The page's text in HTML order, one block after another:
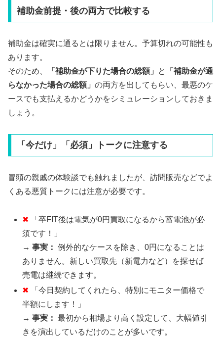
補助金前提・後の両方で比較する
補助金は確実に通るとは限りません。予算切れの可能性も
あります。
そのため、
「補助金が下りた場合の総額」 と
「補助金が通
らなかった場合の総額」 の両方を出してもらい、最悪のケ
ースでも支払えるかどうかをシミュレーションしておきま
しょう。
「今だけ」「必須」トークに注意する
冒頭の親戚の体験談でも触れましたが、訪問販売などでよ
くある悪質トークには注意が必要です。
✖ 「卒FIT後は電気が0円買取になるから蓄電池が必
須です！」
→事実： 例外的なケースを除き、0円になることは
ありません。新しい買取先（新電力など）を探せば
売電は継続できます。
✖ 「今日契約してくれたら、特別にモニター価格で
半額にします！」
→事実： 最初から相場より高く設定して、大幅値引
きを演出しているだけのことが多いです。